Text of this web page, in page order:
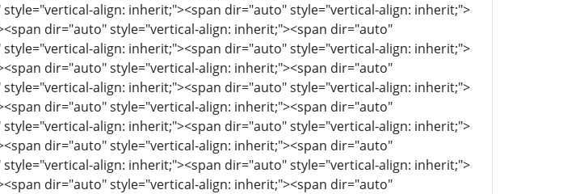
align: inherit;"><span dir="auto" style="vertical-align: inherit;">
dir="auto" style="vertical-align: inherit;"><span dir="auto"
align: inherit;"><span dir="auto" style="vertical-align: inherit;">
dir="auto" style="vertical-align: inherit;"><span dir="auto"
align: inherit;"><span dir="auto" style="vertical-align: inherit;">
dir="auto" style="vertical-align: inherit;"><span dir="auto"
align: inherit;"><span dir="auto" style="vertical-align: inherit;">
dir="auto" style="vertical-align: inherit;"><span dir="auto"
align: inherit;"><span dir="auto" style="vertical-align: inherit;">
dir="auto" style="vertical-align: inherit;"><span dir="auto"